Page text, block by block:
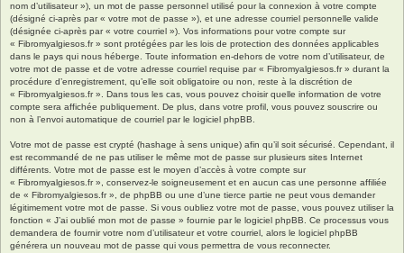
nom d’utilisateur »), un mot de passe personnel utilisé pour la connexion à votre compte
(désigné ci-après par « votre mot de passe »), et une adresse courriel personnelle valide
(désignée ci-après par « votre courriel »). Vos informations pour votre compte sur
« Fibromyalgiesos.fr » sont protégées par les lois de protection des données applicables
dans le pays qui nous héberge. Toute information en-dehors de votre nom d’utilisateur, de
votre mot de passe et de votre adresse courriel requise par « Fibromyalgiesos.fr » durant la
procédure d’enregistrement, qu’elle soit obligatoire ou non, reste à la discrétion de
« Fibromyalgiesos.fr ». Dans tous les cas, vous pouvez choisir quelle information de votre
compte sera affichée publiquement. De plus, dans votre profil, vous pouvez souscrire ou
non à l’envoi automatique de courriel par le logiciel phpBB.
Votre mot de passe est crypté (hashage à sens unique) afin qu’il soit sécurisé. Cependant, il
est recommandé de ne pas utiliser le même mot de passe sur plusieurs sites Internet
différents. Votre mot de passe est le moyen d’accès à votre compte sur
« Fibromyalgiesos.fr », conservez-le soigneusement et en aucun cas une personne affiliée
de « Fibromyalgiesos.fr », de phpBB ou une d’une tierce partie ne peut vous demander
légitimement votre mot de passe. Si vous oubliez votre mot de passe, vous pouvez utiliser la
fonction « J’ai oublié mon mot de passe » fournie par le logiciel phpBB. Ce processus vous
demandera de fournir votre nom d’utilisateur et votre courriel, alors le logiciel phpBB
générera un nouveau mot de passe qui vous permettra de vous reconnecter.